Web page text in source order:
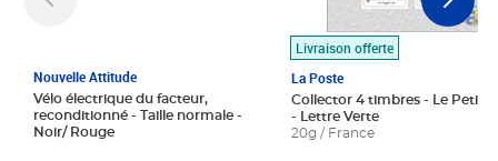
Nouvelle Attitude
Vélo électrique du facteur,
reconditionné - Taille normale -
Noir/ Rouge
Livraison offerte
La Poste
Collector 4 timbres - Le Petit
- Lettre Verte
20g / France